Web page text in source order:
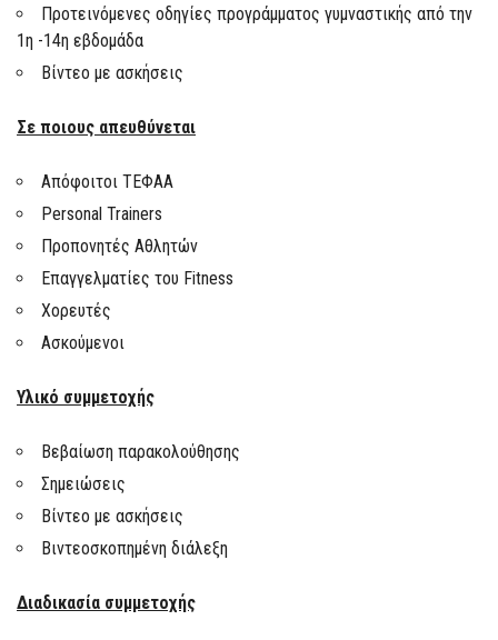
Προτεινόμενες οδηγίες προγράμματος γυμναστικής από την
1η -14η εβδομάδα
Βίντεο με ασκήσεις
Σε ποιους απευθύνεται
Απόφοιτοι ΤΕΦΑΑ
Personal Trainers
Προπονητές Αθλητών
Επαγγελματίες του Fitness
Χορευτές
Ασκούμενοι
Υλικό συμμετοχής
Βεβαίωση παρακολούθησης
Σημειώσεις
Βίντεο με ασκήσεις
Βιντεοσκοπημένη διάλεξη
Διαδικασία συμμετοχής